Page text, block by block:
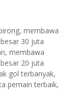
membawa
30 juta
membawa
20 juta
gol terbanyak,
pemain terbaik,